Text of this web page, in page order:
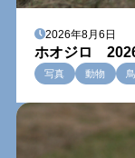
2026年8月6日
ホオジロ
写真 動物 鳥